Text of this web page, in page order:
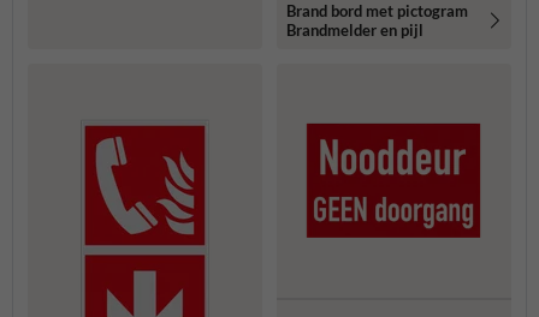
Brand bord met pictogram
Brandmelder en pijl